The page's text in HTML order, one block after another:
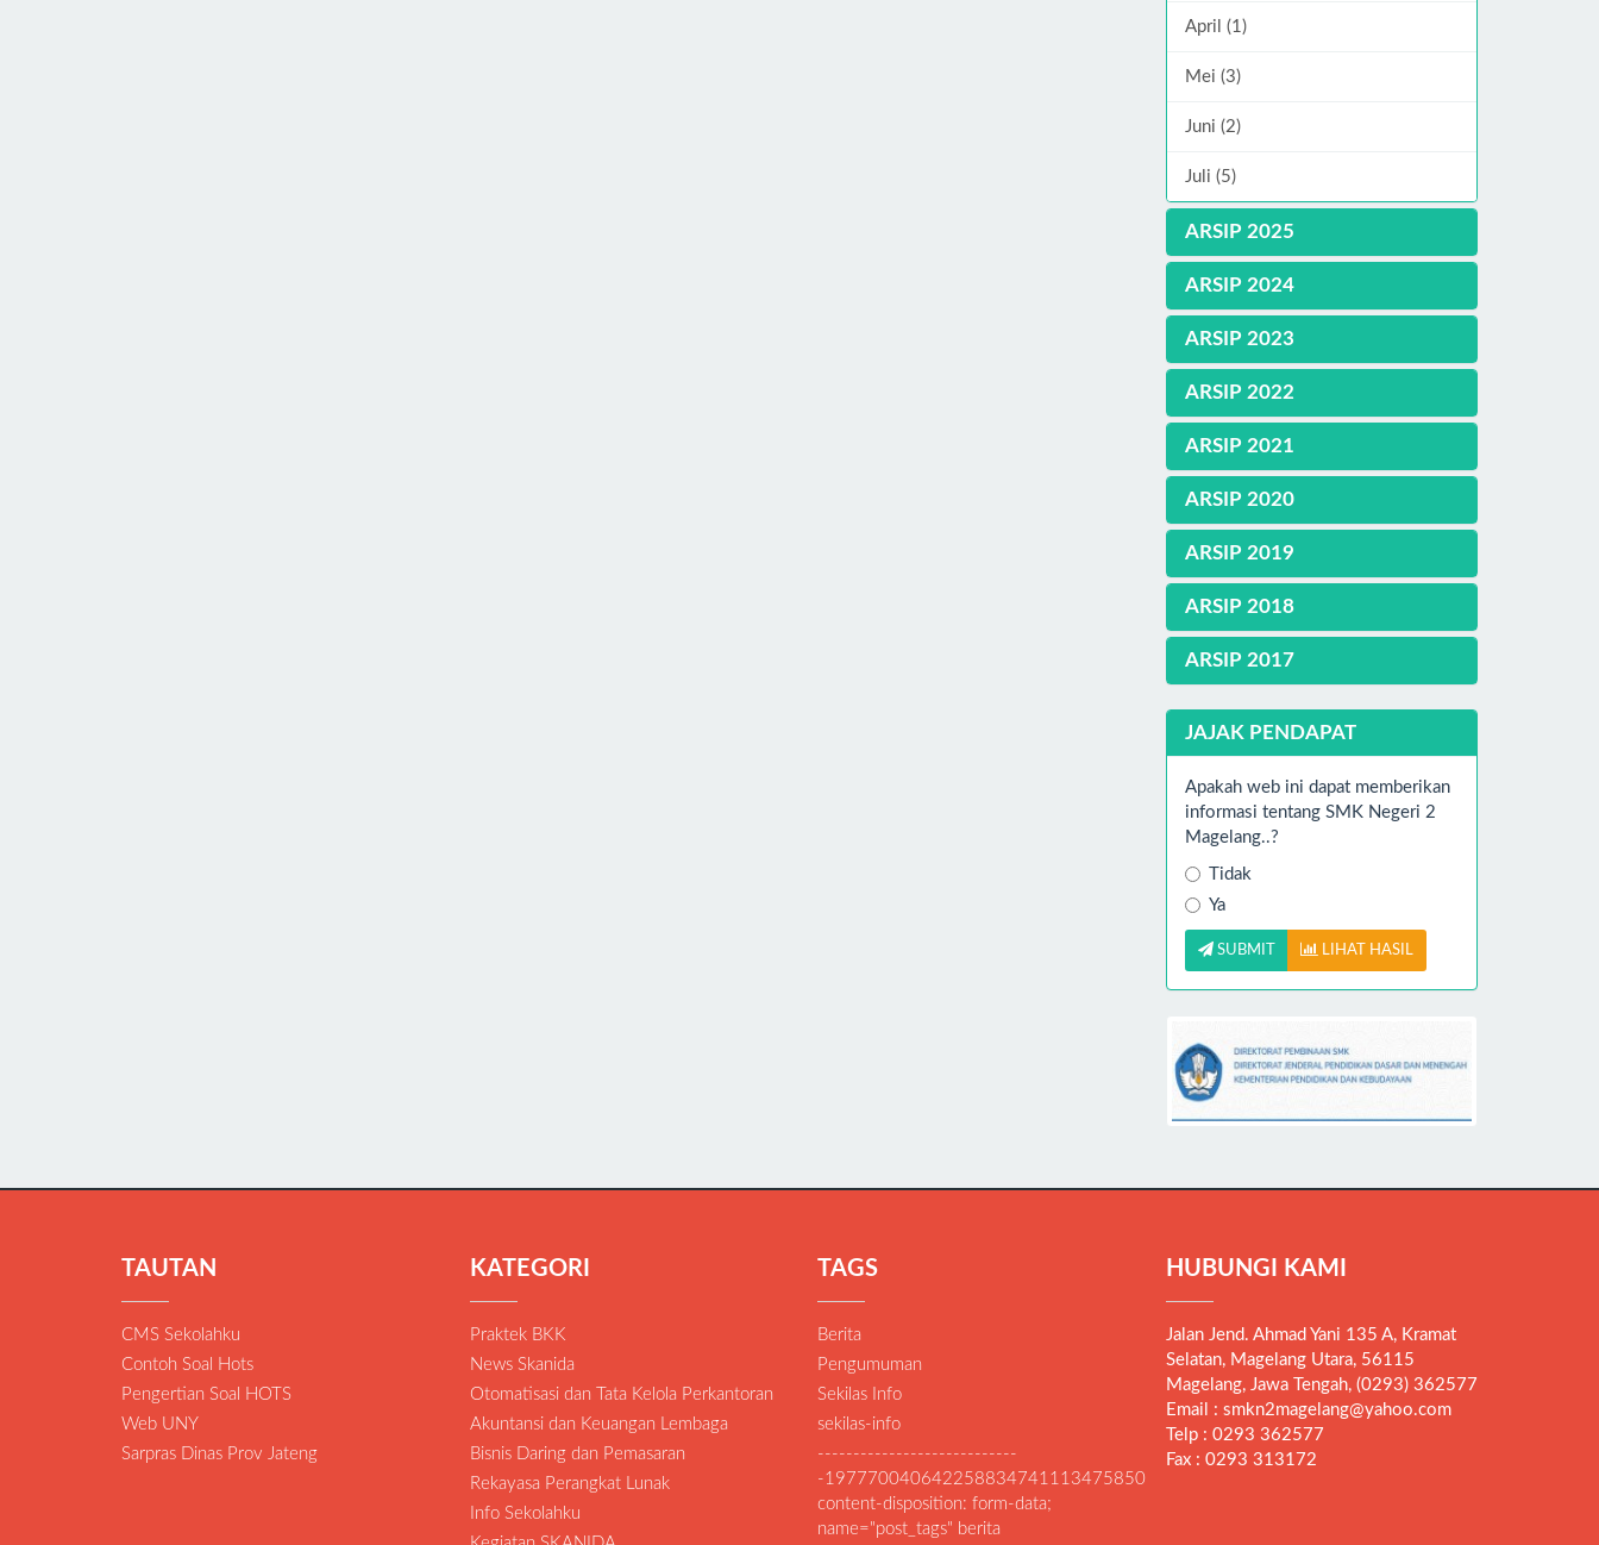
April (1)
Mei (3)
Juni (2)
Juli (5)
ARSIP 2025
ARSIP 2024
ARSIP 2023
ARSIP 2022
ARSIP 2021
ARSIP 2020
ARSIP 2019
ARSIP 2018
ARSIP 2017
JAJAK PENDAPAT
Apakah web ini dapat memberikan
informasi tentang SMK Negeri 2
Magelang..?
Tidak
Ya
SUBMIT LIHAT HASIL
TAUTAN
CMS Sekolahku
Contoh Soal Hots
Pengertian Soal HOTS
Web UNY
Sarpras Dinas Prov Jateng
KATEGORI
Praktek BKK
News Skanida
Otomatisasi dan Tata Kelola Perkantoran
Akuntansi dan Keuangan Lembaga
Bisnis Daring dan Pemasaran
Rekayasa Perangkat Lunak
Info Sekolahku
TAGS
Berita
Pengumuman
Sekilas Info
sekilas-info
----------------------------
-197770040642258834741113475850
content-disposition: form-data;
name="post_tags" berita
HUBUNGI KAMI
Jalan Jend. Ahmad Yani 135 A, Kramat
Selatan, Magelang Utara, 56115
Magelang, Jawa Tengah, (0293) 362577
Email : smkn2magelang@yahoo.com
Telp : 0293 362577
Fax : 0293 313172